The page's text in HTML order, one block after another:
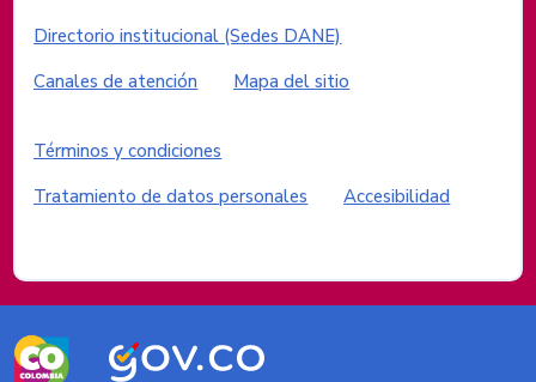
Enlaces institucionales
Directorio institucional (Sedes DANE)
Canales de atención
Mapa del sitio
Enlaces del sitio
Términos y condiciones
Tratamiento de datos personales
Accesibilidad
Logos del Gobierno de Colombia
Logo
marca
Logo